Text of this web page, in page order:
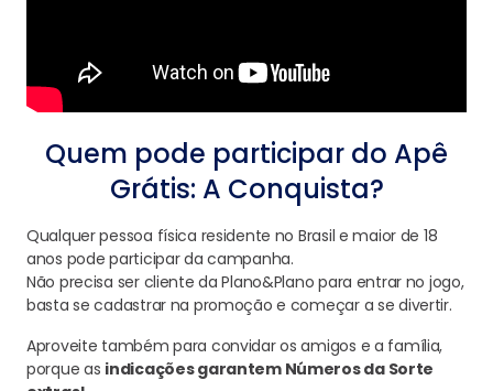
Quem pode participar do Apê
Grátis: A Conquista?
Qualquer pessoa física residente no Brasil e maior de 18
anos pode participar da campanha.
Não precisa ser cliente da Plano&Plano para entrar no jogo,
basta se cadastrar na promoção e começar a se divertir.
Aproveite também para convidar os amigos e a família,
porque as indicações garantem Números da Sorte